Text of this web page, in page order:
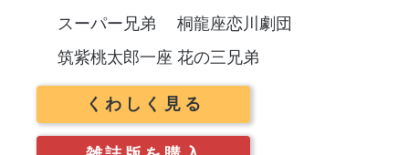
スーパー兄弟
桐龍座恋川劇団
筑紫桃太郎一座 花の三兄弟
くわしく見る